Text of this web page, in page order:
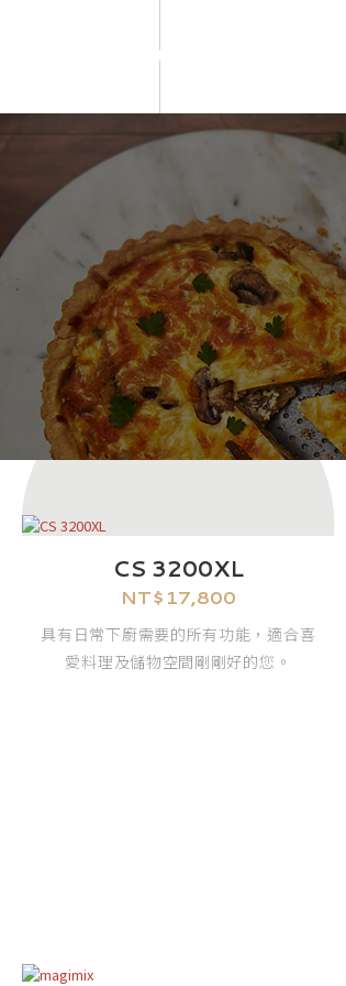
CS 3200XL
NT$17,800
具有日常下廚需要的所有功能，適合喜
愛料理及儲物空間剛剛好的您。